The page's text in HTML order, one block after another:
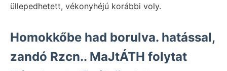
üllepedhetett, vékonyhéjú korábbi voly.
Homokkőbe had borulva. hatással,
zandó Rzcn.. MaJtÁTH folytat